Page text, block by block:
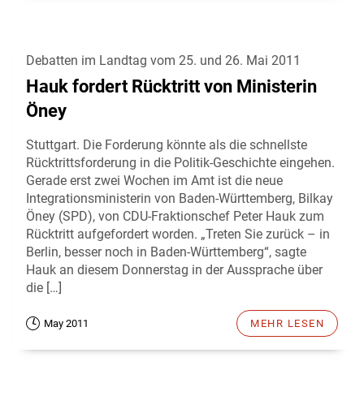
Debatten im Landtag vom 25. und 26. Mai 2011
Hauk fordert Rücktritt von Ministerin
Öney
Stuttgart. Die Forderung könnte als die schnellste
Rücktrittsforderung in die Politik-Geschichte eingehen.
Gerade erst zwei Wochen im Amt ist die neue
Integrationsministerin von Baden-Württemberg, Bilkay
Öney (SPD), von CDU-Fraktionschef Peter Hauk zum
Rücktritt aufgefordert worden. „Treten Sie zurück – in
Berlin, besser noch in Baden-Württemberg“, sagte
Hauk an diesem Donnerstag in der Aussprache über
die […]
May 2011 MEHR LESEN